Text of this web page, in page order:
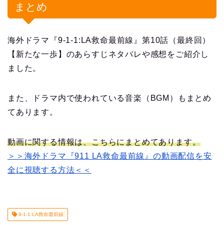
まとめ
海外ドラマ『9-1-1:LA救命最前線』第10話（最終回）
【新たな一歩】のあらすじネタバレや感想をご紹介し
ました。
また、ドラマ内で使われている音楽（BGM）もまとめ
てあります。
動画に関する情報は、こちらにまとめてあります。
＞＞海外ドラマ『911 LA救命最前線』の動画配信を安
全に視聴する方法＜＜
9-1-1:LA救命最前線